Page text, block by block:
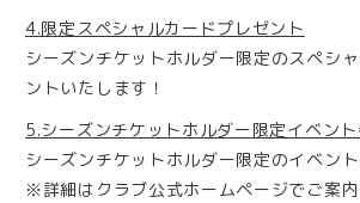
4.限定スペシャルカードプレゼント
シーズンチケットホルダー限定のスペシ
ントいたします！
5.シーズンチケットホルダー限定イベン
シーズンチケットホルダー限定のイベン
※詳細はクラブ公式ホームページでご案内